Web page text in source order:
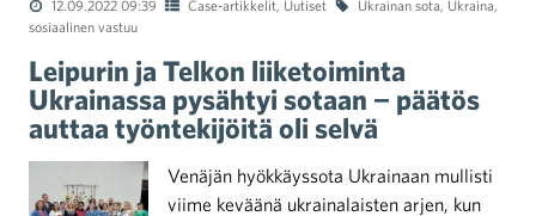
12.09.2022 09:39 Case-artikkelit, Uutiset Ukrainan sota, Ukraina,
sosiaalinen vastuu
Leipurin ja Telkon liiketoiminta
Ukrainassa pysähtyi sotaan − päätös
auttaa työntekijöitä oli selvä
Venäjän hyökkäyssota Ukrainaan mullisti
viime keväänä ukrainalaisten arjen, kun